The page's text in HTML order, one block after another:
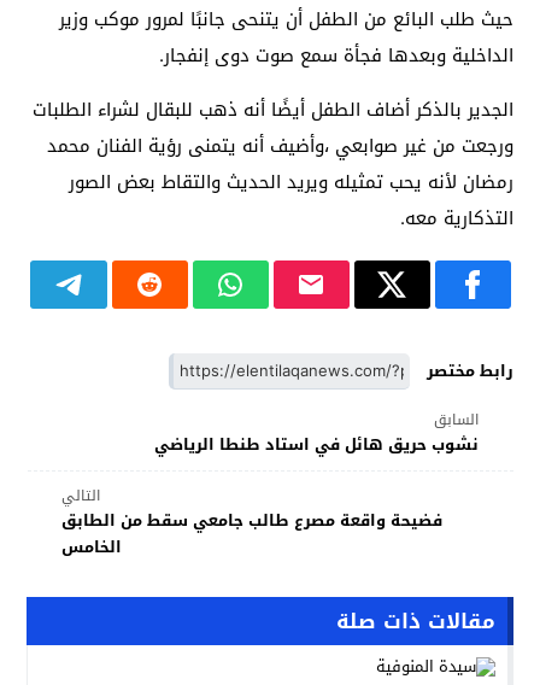
حيث طلب البائع من الطفل أن يتنحى جانبًا لمرور موكب وزير
الداخلية وبعدها فجأة سمع صوت دوى إنفجار.
الجدير بالذكر أضاف الطفل أيضًا أنه ذهب للبقال لشراء الطلبات
ورجعت من غير صوابعي ،وأضيف أنه يتمنى رؤية الفنان محمد
رمضان لأنه يحب تمثيله ويريد الحديث والتقاط بعض الصور
التذكارية معه.
رابط مختصر
السابق
نشوب حريق هائل في استاد طنطا الرياضي
التالي
فضيحة واقعة مصرع طالب جامعي سقط من الطابق
الخامس
مقالات ذات صلة